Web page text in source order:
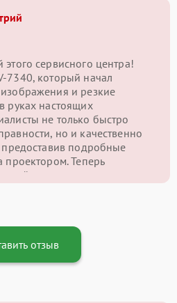
сервисного центра!
7340, который начал
и резкие
руках настоящих
не только быстро
но и качественно
подробные
проектором. Теперь
чёткая и яркая, и я могу
отзыв